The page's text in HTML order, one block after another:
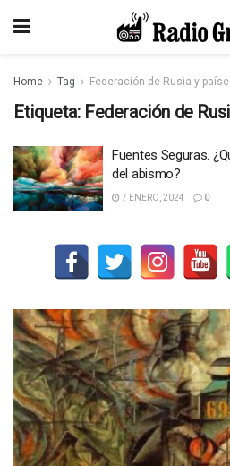
Home Tag Federación de Rusia y
Etiqueta: Federación de
Fuentes Seguras.
del abismo?
7 ENERO, 2024 0